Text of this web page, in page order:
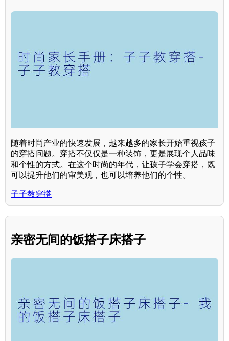
随着时尚产业的快速发展，越来越多的家长开始重视孩子
的穿搭问题。穿搭不仅仅是一种装饰，更是展现个人品味
和个性的方式。在这个时尚的年代，让孩子学会穿搭，既
可以提升他们的审美观，也可以培养他们的个性。
子子教穿搭
亲密无间的饭搭子床搭子